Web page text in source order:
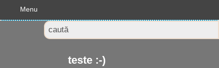
Menu
teste :-)